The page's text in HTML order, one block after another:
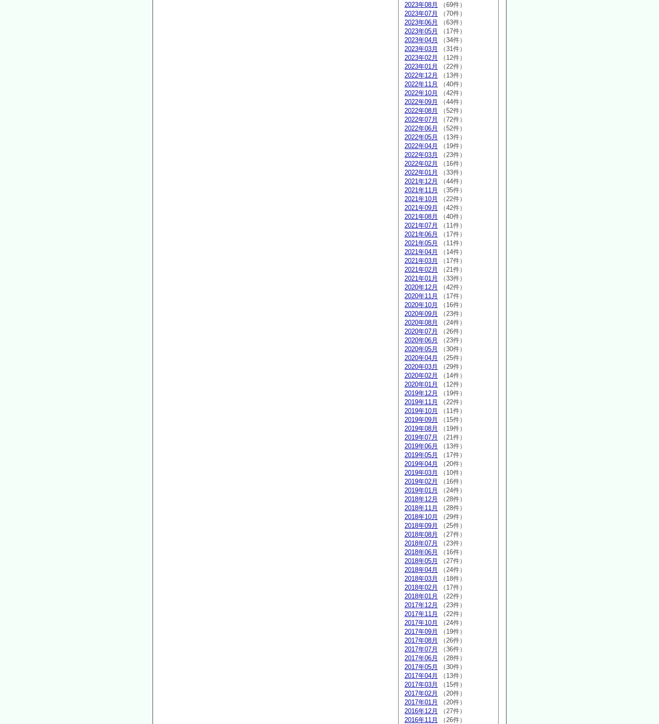
2023年08月
（69件）
2023年07月
（70件）
2023年06月
（63件）
2023年05月
（17件）
2023年04月
（34件）
2023年03月
（31件）
2023年02月
（12件）
2023年01月
（22件）
2022年12月
（13件）
2022年11月
（40件）
2022年10月
（42件）
2022年09月
（44件）
2022年08月
（52件）
2022年07月
（72件）
2022年06月
（52件）
2022年05月
（13件）
2022年04月
（19件）
2022年03月
（23件）
2022年02月
（16件）
2022年01月
（33件）
2021年12月
（44件）
2021年11月
（35件）
2021年10月
（22件）
2021年09月
（42件）
2021年08月
（40件）
2021年07月
（11件）
2021年06月
（17件）
2021年05月
（11件）
2021年04月
（14件）
2021年03月
（17件）
2021年02月
（21件）
2021年01月
（33件）
2020年12月
（42件）
2020年11月
（17件）
2020年10月
（16件）
2020年09月
（23件）
2020年08月
（24件）
2020年07月
（26件）
2020年06月
（23件）
2020年05月
（30件）
2020年04月
（25件）
2020年03月
（29件）
2020年02月
（14件）
2020年01月
（12件）
2019年12月
（19件）
2019年11月
（22件）
2019年10月
（11件）
2019年09月
（15件）
2019年08月
（19件）
2019年07月
（21件）
2019年06月
（13件）
2019年05月
（17件）
2019年04月
（20件）
2019年03月
（10件）
2019年02月
（16件）
2019年01月
（24件）
2018年12月
（28件）
2018年11月
（28件）
2018年10月
（29件）
2018年09月
（25件）
2018年08月
（27件）
2018年07月
（23件）
2018年06月
（16件）
2018年05月
（27件）
2018年04月
（24件）
2018年03月
（18件）
2018年02月
（17件）
2018年01月
（22件）
2017年12月
（23件）
2017年11月
（22件）
2017年10月
（24件）
2017年09月
（19件）
2017年08月
（26件）
2017年07月
（36件）
2017年06月
（28件）
2017年05月
（30件）
2017年04月
（13件）
2017年03月
（15件）
2017年02月
（20件）
2017年01月
（20件）
2016年12月
（27件）
2016年11月
（26件）